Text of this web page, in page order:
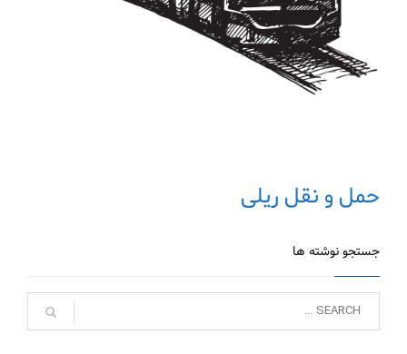
حمل و نقل ریلی
جستجو نوشته ها